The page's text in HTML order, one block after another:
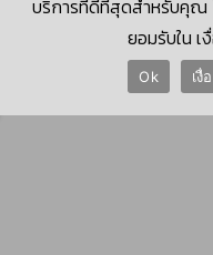
© 2026 Krungthai
บริการที่ดีที่สุดสำหรับคุณ
ยอมรับใน เ
Ok เงื่